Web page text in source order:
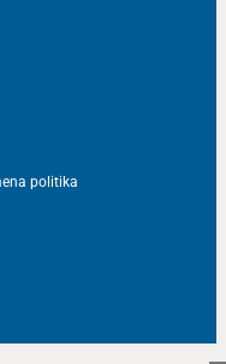
politika